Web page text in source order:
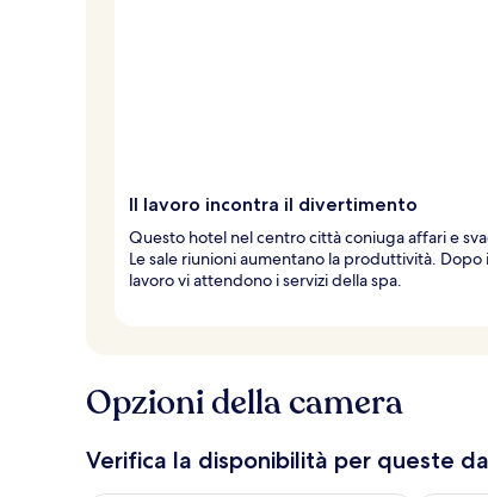
Il lavoro incontra il divertimento
Questo hotel nel centro città coniuga affari e
Le sale riunioni aumentano la produttività. Dopo
lavoro vi attendono i servizi della spa.
Opzioni della camera
Verifica la disponibilità per queste